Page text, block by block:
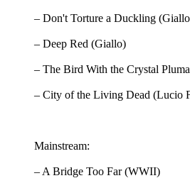
– Don't Torture a Duckling
– Deep Red (Giallo)
– The Bird With the Crystal
– City of the Living Dead (Lucio
Mainstream:
– A Bridge Too Far (WWII)